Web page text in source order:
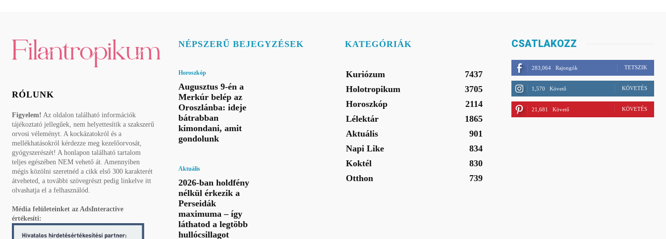
RÓLUNK
Figyelem! Az oldalon található információk
tájékoztató jellegűek, nem helyettesítik a szakszerű
orvosi véleményt. A kockázatokról és a
mellékhatásokról kérdezze meg kezelőorvosát,
gyógyszerészét! A honlapon található tartalom
teljes egészében NEM vehető át. Amennyiben
mégis közölni szeretnéd a cikk első 300 karakterét
átveheted, a további szövegrészt pedig linkelve itt
olvashatja el a felhasználód.
Média felületeinket az AdsInteractive
értékesíti:
NÉPSZERŰ BEJEGYZÉSEK
Horoszkóp
Augusztus 9-én a
Merkúr belép az
Oroszlánba: ideje
bátrabban
kimondani, amit
gondolunk
Aktuális
2026-ban holdfény
nélkül érkezik a
Perseidák
maximuma – így
láthatod a legtöbb
hullócsillagot
KATEGÓRIÁK
Kuriózum
7437
Holotropikum
3705
Horoszkóp
2114
Lélektár
1865
Aktuális
901
Napi Like
834
Koktél
830
Otthon
739
CSATLAKOZZ
283,064 Rajongók TETSZIK
1,570 Követő KÖVETÉS
21,681 Követő KÖVETÉS